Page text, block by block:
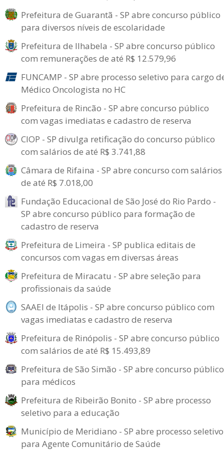
Prefeitura de Guarantã - SP abre concurso público
para diversos níveis de escolaridade
Prefeitura de Ilhabela - SP abre concurso público
com remunerações de até R$ 12.579,96
FUNCAMP - SP abre processo seletivo para cargo
Médico Oncologista no HC
Prefeitura de Rincão - SP abre concurso público
com vagas imediatas e cadastro de reserva
CIOP - SP divulga retificação do concurso público
com salários de até R$ 3.741,88
Câmara de Rifaina - SP abre concurso com salários
de até R$ 7.018,00
Fundação Educacional de São José do Rio Pardo -
SP abre concurso público para formação de
cadastro de reserva
Prefeitura de Limeira - SP publica editais de
concursos com vagas em diversas áreas
Prefeitura de Miracatu - SP abre seleção para
profissionais da saúde
SAAEI de Itápolis - SP abre concurso público com
vagas imediatas e cadastro de reserva
Prefeitura de Rinópolis - SP abre concurso público
com salários de até R$ 15.493,89
Prefeitura de São Simão - SP abre concurso público
para médicos
Prefeitura de Ribeirão Bonito - SP abre processo
seletivo para a educação
Município de Meridiano - SP abre processo seletivo
para Agente Comunitário de Saúde